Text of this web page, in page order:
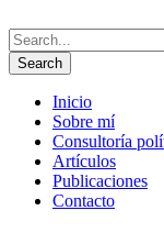
Inicio
Sobre mí
Consultoría
Artículos
Publicaciones
Contacto